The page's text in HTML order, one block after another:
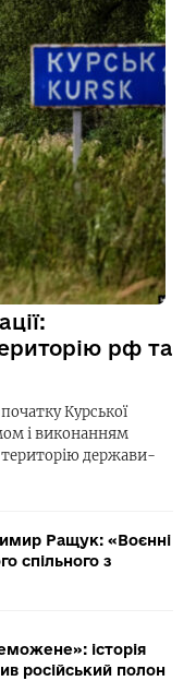
рф та
Курської
і виконанням
територію держави-
Ращук: «Воєнні
спільного з
історія
російський полон